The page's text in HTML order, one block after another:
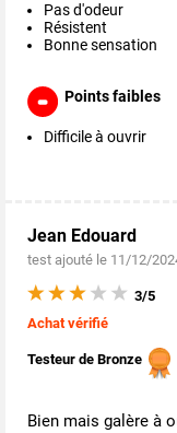
Pas d'odeur
Résistent
Bonne sensation
Points faibles
Difficile à ouvrir
Jean Edouard
test ajouté le 11/12/
3/5
Achat vérifié
Testeur de Bronze
Bien mais galère à